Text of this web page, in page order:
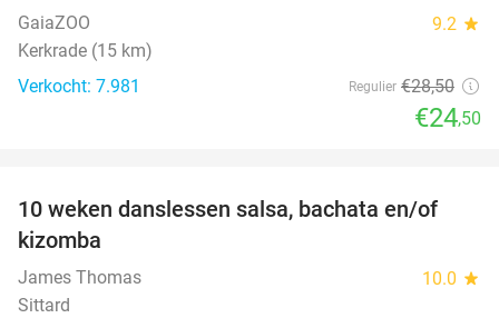
GaiaZOO 9.2 star
Kerkrade (15 km)
Verkocht: 7.981
Regulier €28,50
€24,50
56%
10 weken danslessen salsa, bachata en/of
kizomba
James Thomas 10.0 star
Sittard